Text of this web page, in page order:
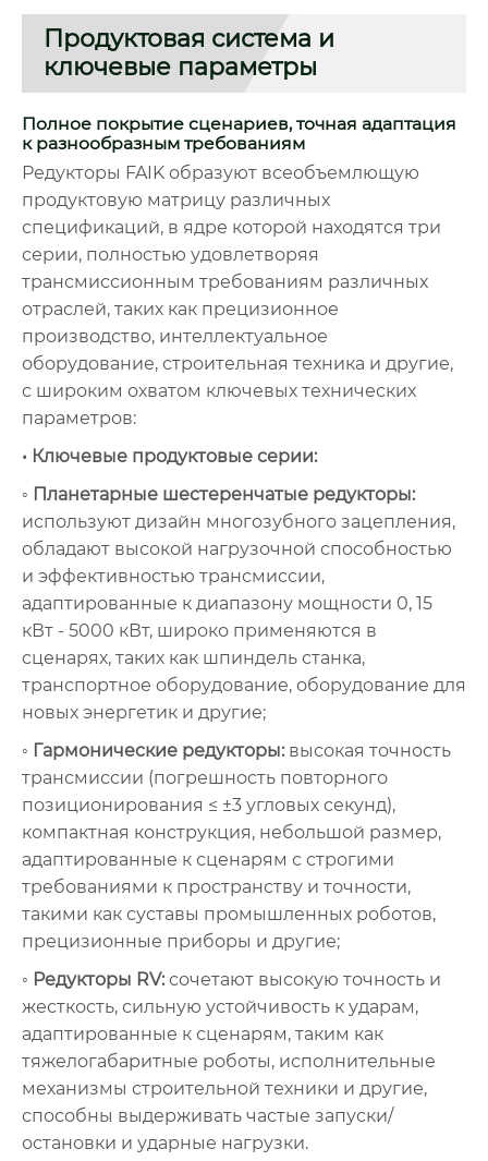
Продуктовая система и
ключевые параметры
Полное покрытие сценариев, точная адаптация
к разнообразным требованиям
Редукторы FAIK образуют всеобъемлющую
продуктовую матрицу различных
спецификаций, в ядре которой находятся три
серии, полностью удовлетворяя
трансмиссионным требованиям различных
отраслей, таких как прецизионное
производство, интеллектуальное
оборудование, строительная техника и другие,
с широким охватом ключевых технических
параметров:
• Ключевые продуктовые серии:
◦ Планетарные шестеренчатые редукторы:
используют дизайн многозубного зацепления,
обладают высокой нагрузочной способностью
и эффективностью трансмиссии,
адаптированные к диапазону мощности 0, 15
кВт - 5000 кВт, широко применяются в
сценарях, таких как шпиндель станка,
транспортное оборудование, оборудование для
новых энергетик и другие;
◦ Гармонические редукторы:высокая точность
трансмиссии (погрешность повторного
позиционирования ≤ ±3 угловых секунд),
компактная конструкция, небольшой размер,
адаптированные к сценарям с строгими
требованиями к пространству и точности,
такими как суставы промышленных роботов,
прецизионные приборы и другие;
◦ Редукторы RV:сочетают высокую точность и
жесткость, сильную устойчивость к ударам,
адаптированные к сценарям, таким как
тяжелогабаритные роботы, исполнительные
механизмы строительной техники и другие,
способны выдерживать частые запуски/
остановки и ударные нагрузки.